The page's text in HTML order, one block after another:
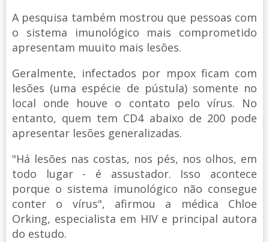
A pesquisa também mostrou que pessoas com
o sistema imunológico mais comprometido
apresentam muuito mais lesões.
Geralmente, infectados por mpox ficam com
lesões (uma espécie de pústula) somente no
local onde houve o contato pelo vírus. No
entanto, quem tem CD4 abaixo de 200 pode
apresentar lesões generalizadas.
"Há lesões nas costas, nos pés, nos olhos, em
todo lugar - é assustador. Isso acontece
porque o sistema imunológico não consegue
conter o vírus", afirmou a médica Chloe
Orking, especialista em HIV e principal autora
do estudo.